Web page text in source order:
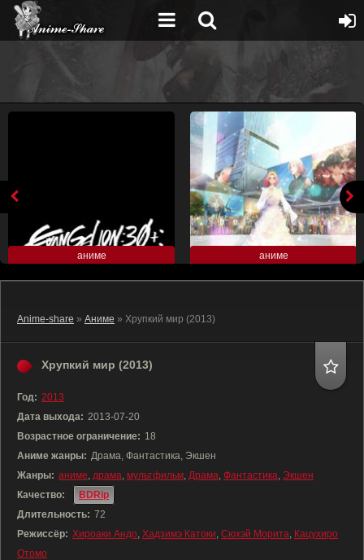
аниме аниме
Anime-share » Аниме » Хрупкий мир (2013)
Хрупкий мир (2013)
Год: 2013
Дата выхода: 2013-07-20
Возрастное ограничение: 18
Аниме жанры: Драма, Фантастика, Экшен
Жанры: аниме, драма, мультфильм, Драма, Фантастика, Экшен
Качество:
BDRip
Длительность: 72
Режиссёр: Хироаки Андо, Хадзимэ Катоки, Сюхэй Морита, Кацухиро
Отомо